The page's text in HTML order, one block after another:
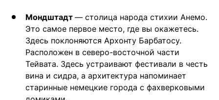
Мондштадт — столица народа стихии Анемо.
Это самое первое место, где вы окажетесь.
Здесь поклоняются Архонту Барбатосу.
Расположен в северо-восточной части
Тейвата. Здесь устраивают фестивали в честь
вина и сидра, а архитектура напоминает
старинные немецкие города с фахверковыми